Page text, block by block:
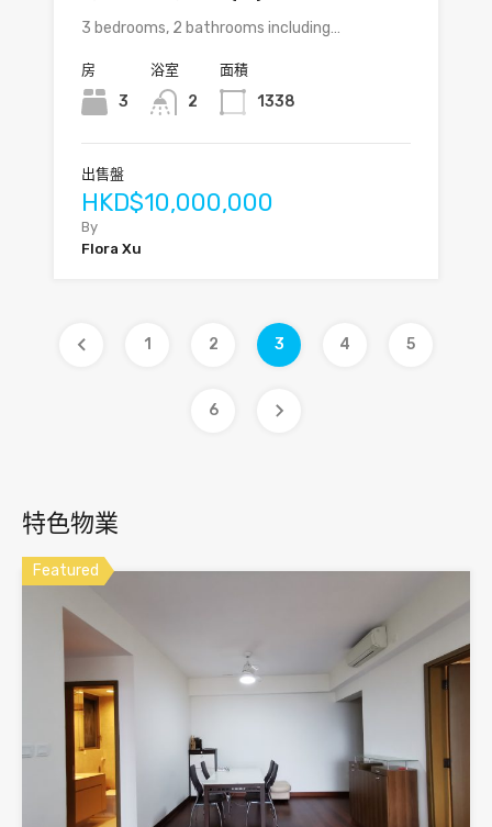
3 bedrooms, 2 bathrooms including…
房
3
浴室
2
面積
1338
出售盤
HKD$10,000,000
By
Flora Xu
1 2 3 4 5
6
特色物業
Featured